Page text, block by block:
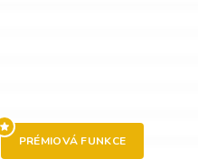
PRÉMIOVÁ FUNKCE